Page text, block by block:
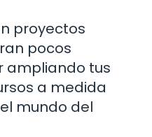
proyectos
pocos
ampliando tus
a medida
mundo del